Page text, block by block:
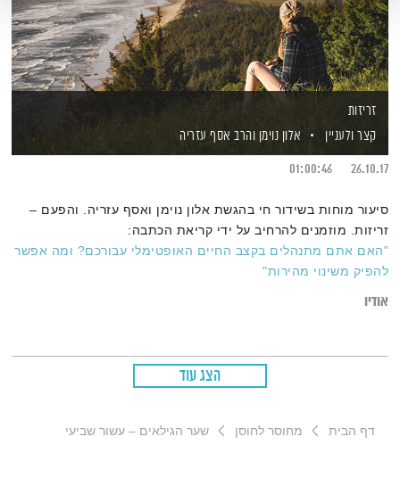
זריזות
קצר ולעניין
אלון נוימן והרב אסף עזריה
26.10.17
01:00:46
סיעור מוחות בשידור חי בהגשת אלון נוימן ואסף עזריה. והפעם –
זריזות. מוזמנים להרחיב על ידי קריאת הכתבה:
"האם אתם מתנהלים בקצב החיים האופטימלי עבורכם? ומה אפשר
להפיק משינוי מהירות"
אודיו
הצג עוד
דף הבית מחוסר לחוסן שער הגילאים – עשור שביעי